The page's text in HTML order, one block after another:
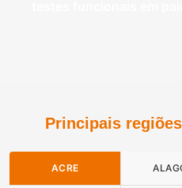
Principais
ACRE